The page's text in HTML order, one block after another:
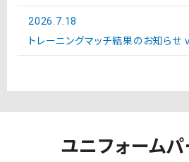
2026.7.18
トレーニングマッチ結果のお知らせ
ユニフォーム